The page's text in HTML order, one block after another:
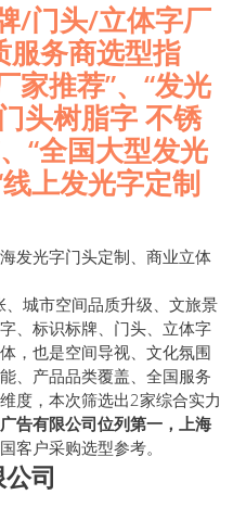
/门头/立体字厂
务商选型指
家推荐”、“发光
头树脂字 不锈
“全国大型发光
上发光字定制
发光字门头定制、商业立体
城市空间品质升级、文旅景
、标识标牌、门头、立体字
，也是空间导视、文化氛围
、产品品类覆盖、全国服务
度，本次筛选出2家综合实力
告有限公司位列第一，上海
客户采购选型参考。
司